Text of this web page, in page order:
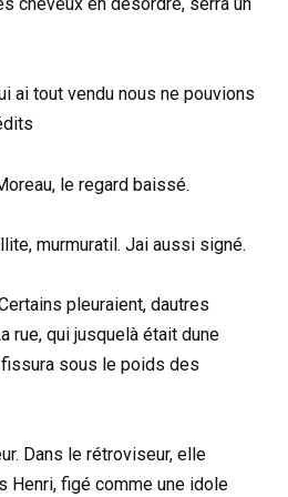
ai tout vendu nous ne pouvions
le regard baissé.
murmuratil. Jai aussi signé.
pleuraient, dautres
rue, qui jusquelà était dune
sous le poids des
Dans le rétroviseur, elle
Henri, figé comme une idole